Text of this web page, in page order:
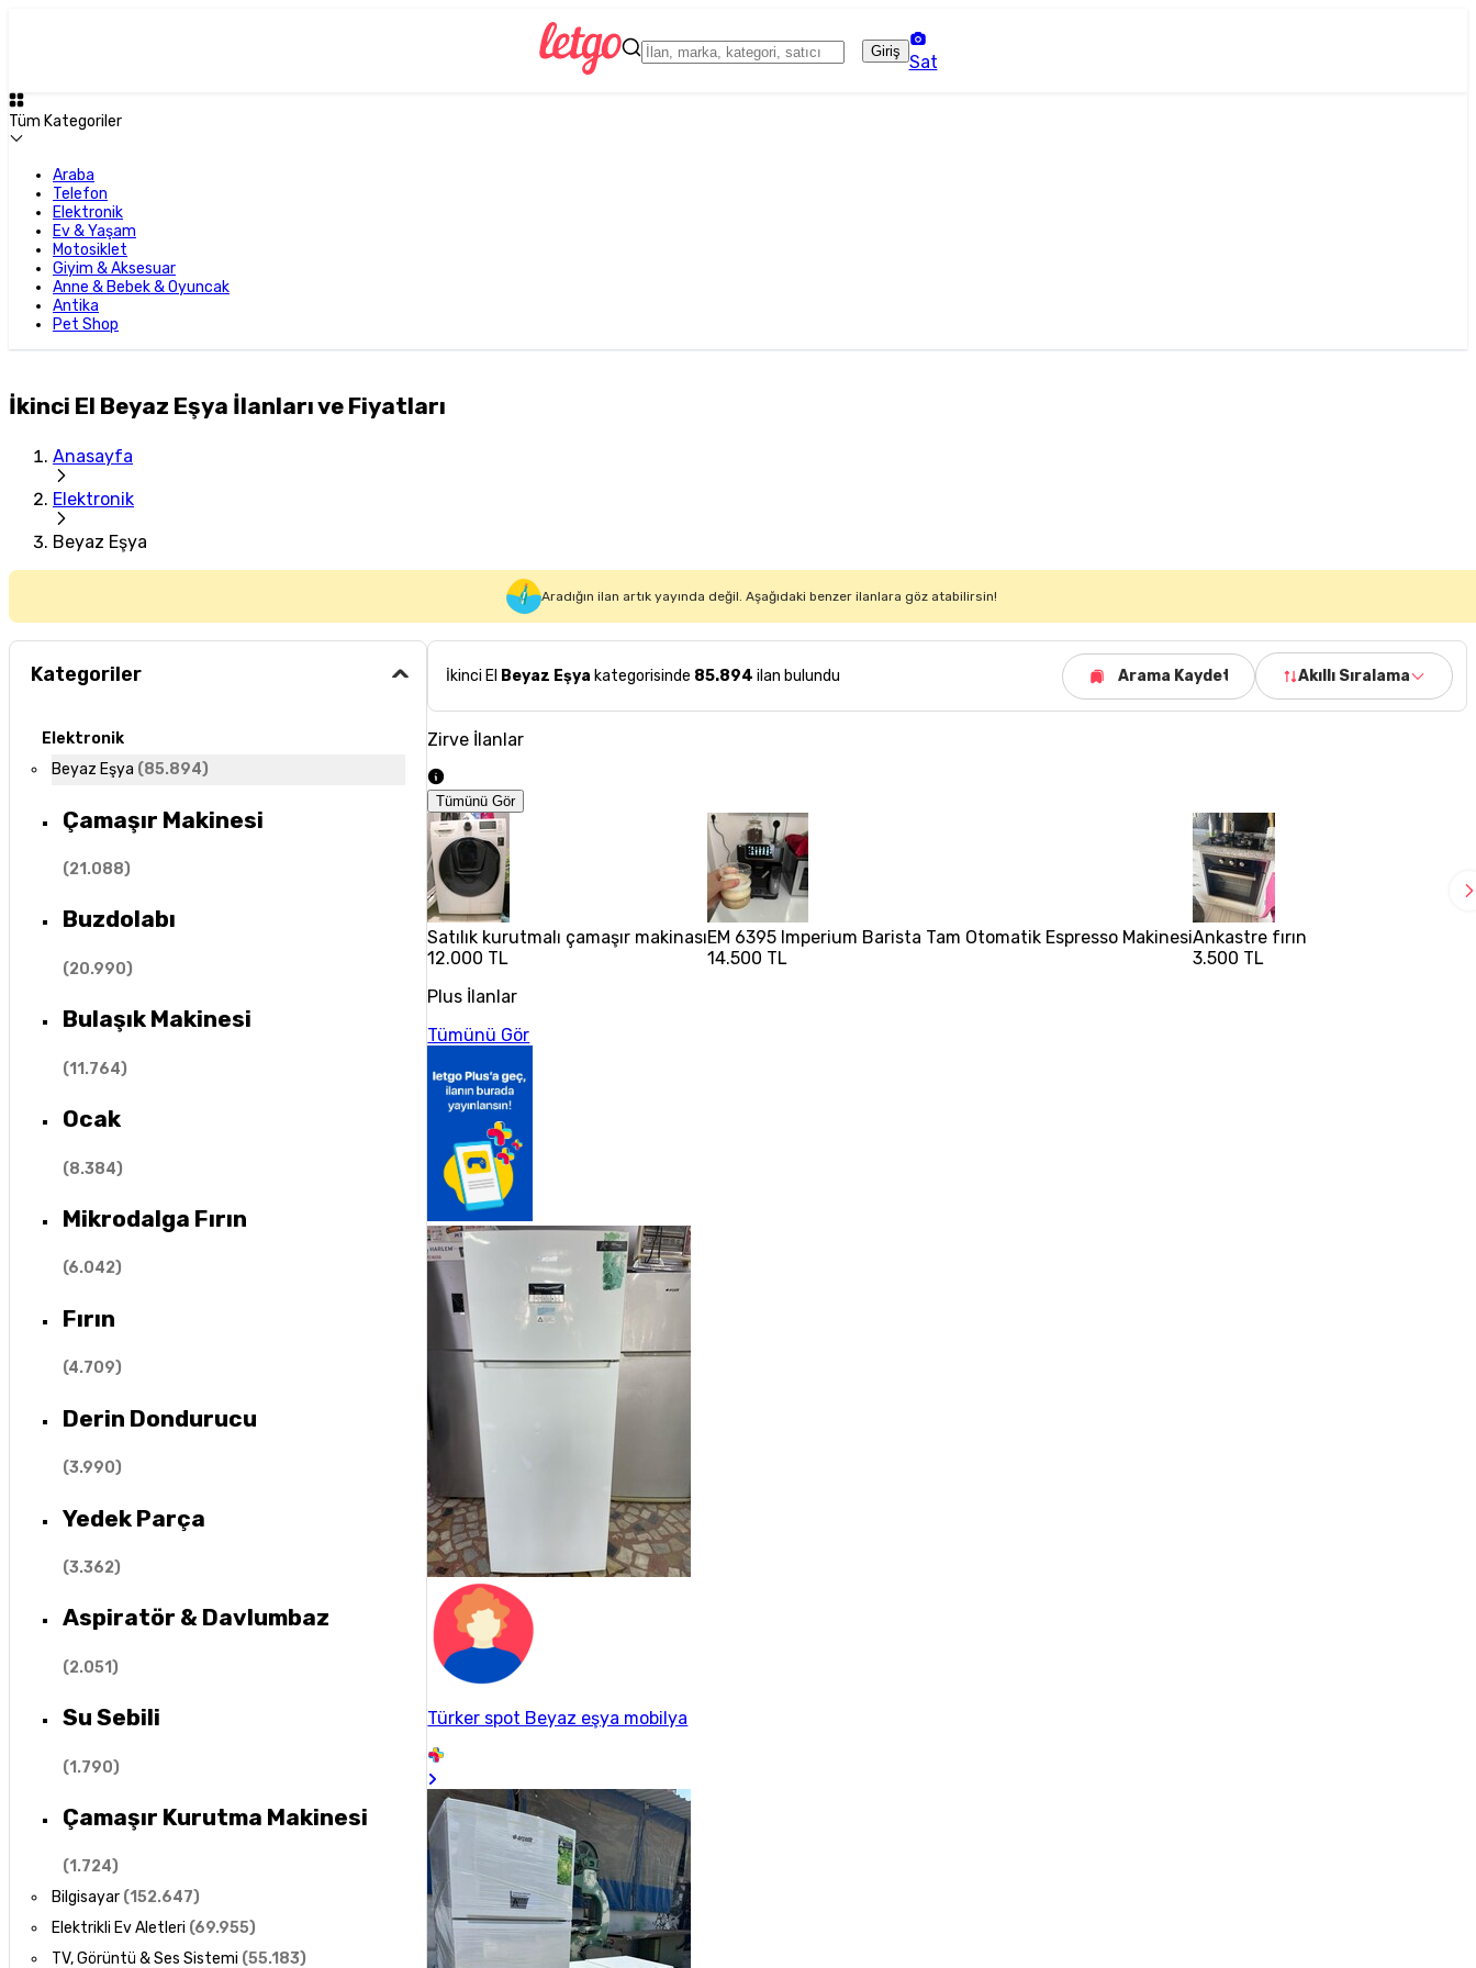
Giriş
Sat
Tüm Kategoriler
Araba
Telefon
Elektronik
Ev & Yaşam
Motosiklet
Giyim & Aksesuar
Anne & Bebek & Oyuncak
Antika
Pet Shop
İkinci El Beyaz Eşya İlanları ve Fiyatları
Anasayfa
Elektronik
Beyaz Eşya
Aradığın ilan artık yayında değil. Aşağıdaki benzer ilanlara göz atabilirsin!
Kategoriler
Elektronik
Beyaz Eşya (85.894)
Çamaşır Makinesi
(21.088)
Buzdolabı
(20.990)
Bulaşık Makinesi
(11.764)
Ocak
(8.384)
Mikrodalga Fırın
(6.042)
Fırın
(4.709)
Derin Dondurucu
(3.990)
Yedek Parça
(3.362)
Aspiratör & Davlumbaz
(2.051)
Su Sebili
(1.790)
Çamaşır Kurutma Makinesi
(1.724)
Bilgisayar (152.647)
Elektrikli Ev Aletleri (69.955)
TV, Görüntü & Ses Sistemi (55.183)
İkinci El Beyaz Eşya kategorisinde 85.894 ilan bulundu Arama Kaydet Akıllı Sıralama
Zirve İlanlar
Tümünü Gör
Satılık kurutmalı çamaşır makinası
12.000 TL
EM 6395 Imperium Barista Tam Otomatik Espresso Makinesi
14.500 TL
Ankastre fırın
3.500 TL
Plus İlanlar
Tümünü Gör
Türker spot Beyaz eşya mobilya